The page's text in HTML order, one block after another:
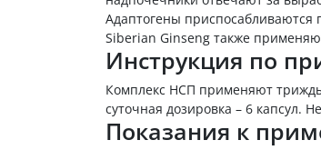
Адаптогены приспосабливаются
Siberian Ginseng также
Инструкция по
Комплекс НСП применяют трижды
суточная дозировка – 6 капсул.
Показания к